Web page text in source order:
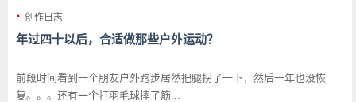
创作日志
年过四十以后，合适做那些户外运动？
前段时间看到一个朋友户外跑步居然把腿拐了一下，然后一年也没恢
复。。。还有一个打羽毛球摔了筋...